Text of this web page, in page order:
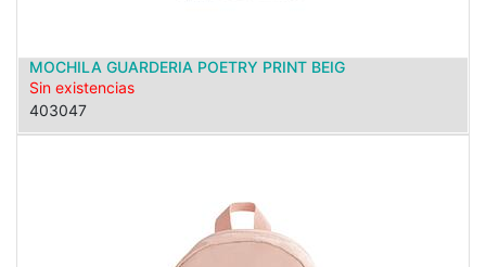
MOCHILA GUARDERIA POETRY PRINT BEIG
Sin existencias
403047